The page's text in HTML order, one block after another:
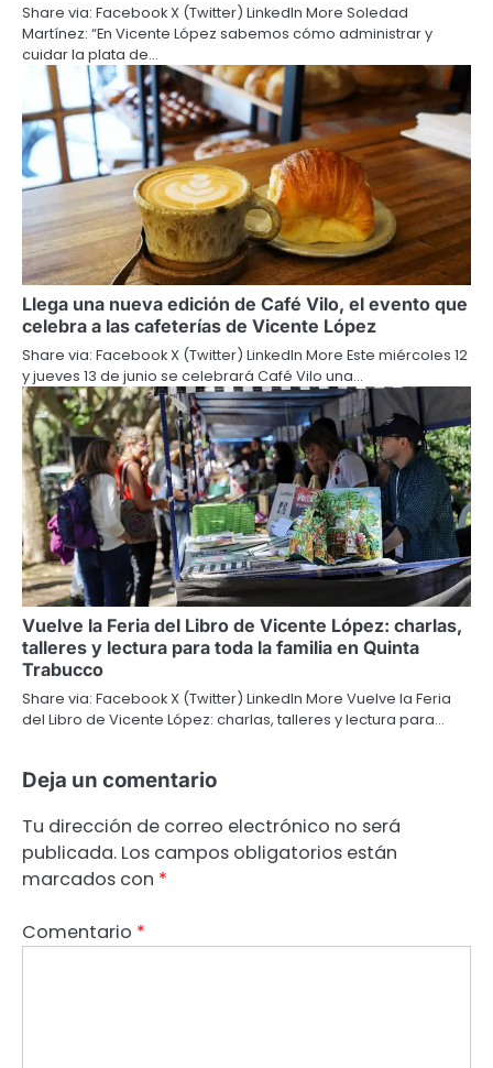
Share via: Facebook X (Twitter) LinkedIn More Soledad
Martínez: “En Vicente López sabemos cómo administrar y
cuidar la plata de…
Llega una nueva edición de Café Vilo, el evento que
celebra a las cafeterías de Vicente López
Share via: Facebook X (Twitter) LinkedIn More Este miércoles 12
y jueves 13 de junio se celebrará Café Vilo una…
Vuelve la Feria del Libro de Vicente López: charlas,
talleres y lectura para toda la familia en Quinta
Trabucco
Share via: Facebook X (Twitter) LinkedIn More Vuelve la Feria
del Libro de Vicente López: charlas, talleres y lectura para…
Deja un comentario
Tu dirección de correo electrónico no será
publicada. Los campos obligatorios están
marcados con *
Comentario *